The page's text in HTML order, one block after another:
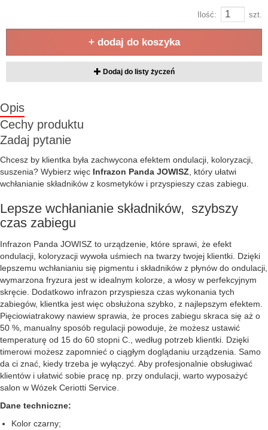
Ilość: szt.
+ dodaj do koszyka
Dodaj do listy życzeń
Opis
Cechy produktu
Zadaj pytanie
Chcesz by klientka była zachwycona efektem ondulacji, koloryzacji,
suszenia? Wybierz więc Infrazon Panda JOWISZ , który ułatwi
wchłanianie składników z kosmetyków i przyspieszy czas zabiegu.
Lepsze wchłanianie składników, szybszy
czas zabiegu
Infrazon Panda JOWISZ to urządzenie, które sprawi, że efekt
ondulacji, koloryzacji wywoła uśmiech na twarzy twojej klientki. Dzięki
lepszemu wchłanianiu się pigmentu i składników z płynów do ondulacji,
wymarzona fryzura jest w idealnym kolorze, a włosy w perfekcyjnym
skręcie. Dodatkowo infrazon przyspiesza czas wykonania tych
zabiegów, klientka jest więc obsłużona szybko, z najlepszym efektem.
Pięciowiatrakowy nawiew sprawia, że proces zabiegu skraca się aż o
50 %, manualny sposób regulacji powoduje, że możesz ustawić
temperaturę od 15 do 60 stopni C., według potrzeb klientki. Dzięki
timerowi możesz zapomnieć o ciągłym doglądaniu urządzenia. Samo
da ci znać, kiedy trzeba je wyłączyć. Aby profesjonalnie obsługiwać
klientów i ułatwić sobie pracę np. przy ondulacji, warto wyposażyć
salon w Wózek Ceriotti Service.
Dane techniczne:
Kolor czarny;